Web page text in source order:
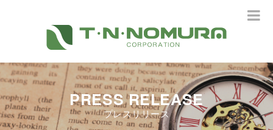
PRESS RELEASE
プレスリリース